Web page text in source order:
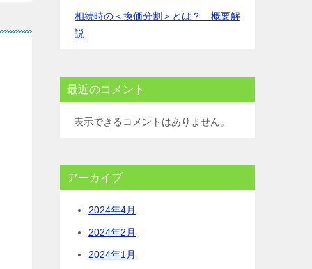
相続時の＜換価分割＞とは？ 概要解
説
最近のコメント
表示できるコメントはありません。
アーカイブ
2024年4月
2024年2月
2024年1月